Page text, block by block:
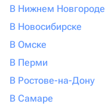
В Нижнем Новгороде
В Новосибирске
В Омске
В Перми
В Ростове-на-Дону
В Самаре